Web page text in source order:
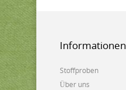
Informationen
Stoffproben
Über uns